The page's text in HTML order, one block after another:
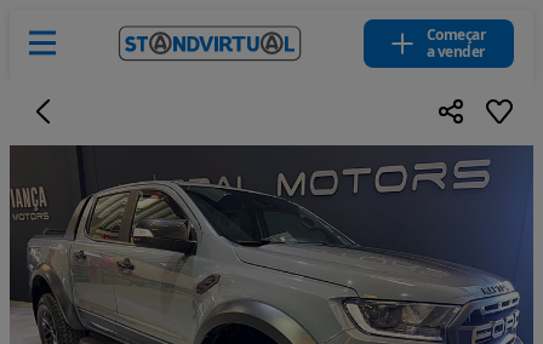
Começar
a vender